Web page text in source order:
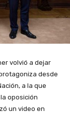
volvió a dejar
desde
a la que
oposición
un video en